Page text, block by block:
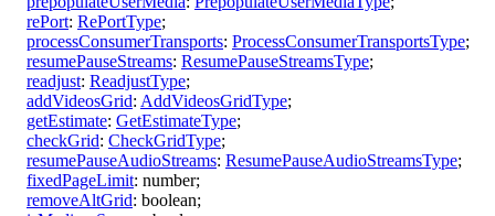
rePort: RePortType;
processConsumerTransports: ProcessConsumerTransportsType;
resumePauseStreams: ResumePauseStreamsType;
readjust: ReadjustType;
addVideosGrid: AddVideosGridType;
getEstimate: GetEstimateType;
checkGrid: CheckGridType;
resumePauseAudioStreams: ResumePauseAudioStreamsType;
fixedPageLimit: number;
removeAltGrid: boolean;